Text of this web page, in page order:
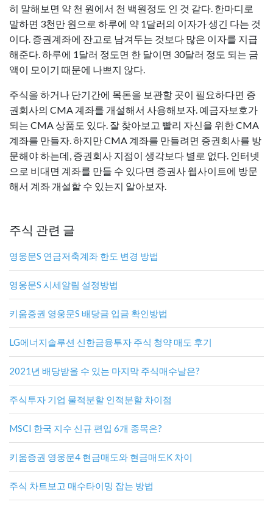
히 말해보면 약 천 원에서 천 백원정도 인 것 같다. 한마디로
말하면 3천만 원으로 하루에 약 1달러의 이자가 생긴 다는 것
이다. 증권계좌에 잔고로 남겨두는 것보다 많은 이자를 지급
해준다. 하루에 1달러 정도면 한 달이면 30달러 정도 되는 금
액이 모이기 때문에 나쁘지 않다.
주식을 하거나 단기간에 목돈을 보관할 곳이 필요하다면 증
권회사의 CMA 계좌를 개설해서 사용해보자. 예금자보호가
되는 CMA 상품도 있다. 잘 찾아보고 빨리 자신을 위한 CMA
계좌를 만들자. 하지만 CMA 계좌를 만들려면 증권회사를 방
문해야 하는데, 증권회사 지점이 생각보다 별로 없다. 인터넷
으로 비대면 계좌를 만들 수 있다면 증권사 웹사이트에 방문
해서 계좌 개설할 수 있는지 알아보자.
주식 관련 글
영웅문S 연금저축계좌 한도 변경 방법
영웅문S 시세알림 설정방법
키움증권 영웅문S 배당금 입금 확인방법
LG에너지솔루션 신한금융투자 주식 청약 매도 후기
2021년 배당받을 수 있는 마지막 주식매수날은?
주식투자 기업 물적분할 인적분할 차이점
MSCI 한국 지수 신규 편입 6개 종목은?
키움증권 영웅문4 현금매도와 현금매도K 차이
주식 차트보고 매수타이밍 잡는 방법